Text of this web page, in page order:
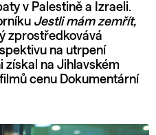
v Palestině a Izraeli.
Jestli mám zemřít,
zprostředkovává
na utrpení
získal na Jihlavském
cenu Dokumentární